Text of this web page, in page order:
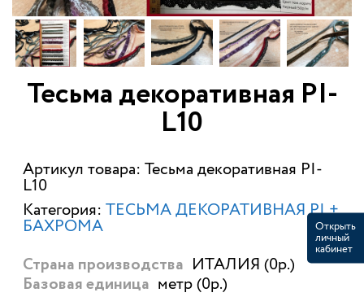
Тесьма декоративная PI-
L10
Артикул товара: Тесьма декоративная PI-
L10
Категория: ТЕСЬМА ДЕКОРАТИВНАЯ PI +
БАХРОМА
Страна производства ИТАЛИЯ (0р.)
Базовая единица метр (0р.)
Открыть
личный
кабинет